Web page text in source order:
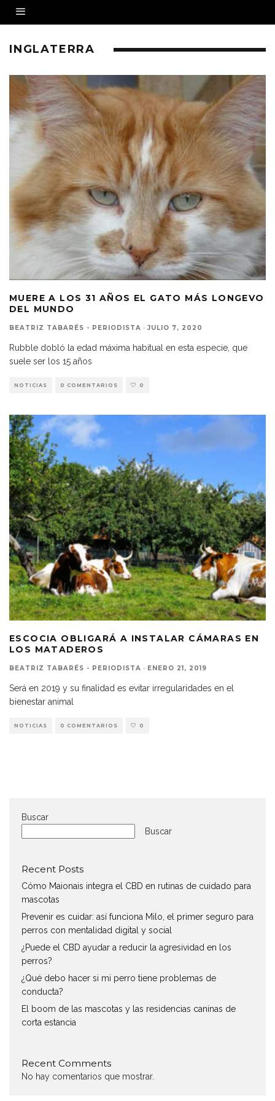
INGLATERRA
MUERE A LOS 31 AÑOS EL GATO MÁS LONGEVO
DEL MUNDO
BEATRIZ TABARÉS - PERIODISTA · JULIO 7, 2020
Rubble dobló la edad máxima habitual en esta especie, que
suele ser los 15 años
NOTICIAS 0 COMENTARIOS 0
ESCOCIA OBLIGARÁ A INSTALAR CÁMARAS EN
LOS MATADEROS
BEATRIZ TABARÉS - PERIODISTA · ENERO 21, 2019
Será en 2019 y su finalidad es evitar irregularidades en el
bienestar animal
NOTICIAS 0 COMENTARIOS 0
Buscar
Buscar
Recent Posts
Cómo Maionais integra el CBD en rutinas de cuidado para
mascotas
Prevenir es cuidar: así funciona Milo, el primer seguro para
perros con mentalidad digital y social
¿Puede el CBD ayudar a reducir la agresividad en los
perros?
¿Qué debo hacer si mi perro tiene problemas de
conducta?
El boom de las mascotas y las residencias caninas de
corta estancia
Recent Comments
No hay comentarios que mostrar.